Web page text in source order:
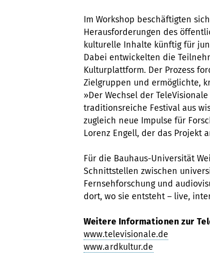
Im Workshop beschäftigten
Herausforderungen des
kulturelle Inhalte künftig für
Dabei entwickelten die
Kulturplattform. Der Prozess
Zielgruppen und ermöglichte,
»Der Wechsel der
traditionsreiche Festival aus
zugleich neue Impulse für
Lorenz Engell, der das Projekt
Für die Bauhaus-Universität
Schnittstellen zwischen
Fernsehforschung und
dort, wo sie entsteht – live,
Weitere Informationen zur
www.televisionale.de
www.ardkultur.de